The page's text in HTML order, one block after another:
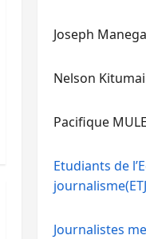
Joseph
Nelson
Pacifique
Etudiants de
Journalistes